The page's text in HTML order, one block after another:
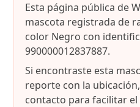
Esta página pública de
mascota registrada de
color Negro con
990000012837887.
Si encontraste esta
reporte con la
contacto para facilitar